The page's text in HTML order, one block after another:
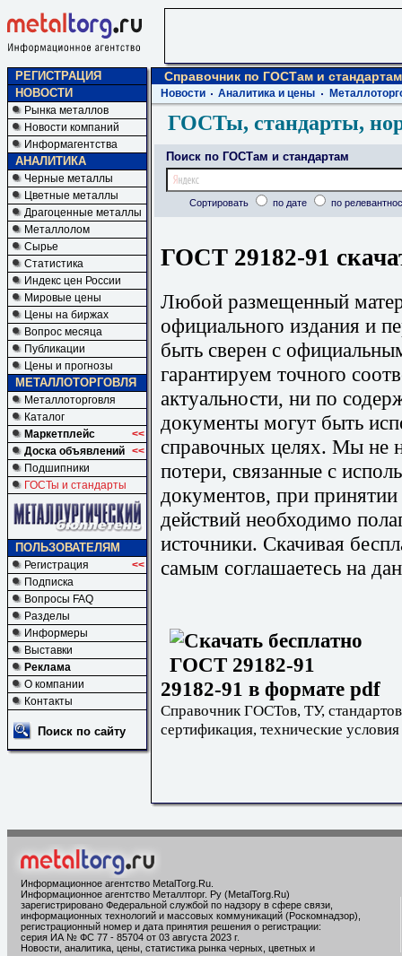
РЕГИСТРАЦИЯ
НОВОСТИ
Рынка металлов
Новости компаний
Информагентства
АНАЛИТИКА
Черные металлы
Цветные металлы
Драгоценные металлы
Металлолом
Сырье
Статистика
Индекс цен России
Мировые цены
Цены на биржах
Вопрос месяца
Публикации
Цены и прогнозы
МЕТАЛЛОТОРГОВЛЯ
Металлоторговля
Каталог
Маркетплейс
<<
Доска объявлений <<
Подшипники
ГОСТы и стандарты
ПОЛЬЗОВАТЕЛЯМ
Регистрация
<<
Подписка
Вопросы FAQ
Разделы
Информеры
Выставки
Реклама
О компании
Контакты
Поиск по сайту
Справочник по ГОСТам и стандартам
Новости Аналитика и цены
ГОСТы, стандарты,
Поиск по ГОСТам и стандартам
Сортировать по дате по
ГОСТ 29182-91
Любой размещенный
официального издания и
быть сверен с
гарантируем точного
актуальности, ни по
документы могут быть
справочных целях. Мы не
потери, связанные с
документов, при
действий необходимо
источники. Скачивая
самым соглашаетесь на
29182-91 в формате pdf
Справочник ГОСТов, ТУ,
сертификация, технические условия
Информационное агентство MetalTorg.Ru
Информационное агентство Металлторг. Ру (MetalTorg.Ru)
зарегистрировано Федеральной службой по надзору в сфере связи,
информационных технологий и массовых коммуникаций (Роскомнадзор),
регистрационный номер и дата принятия решения о регистрации:
серия ИА № ФС 77 - 85704 от 03 августа 2023 г.
Новости, аналитика, цены, статистика рынка черных, цветных и